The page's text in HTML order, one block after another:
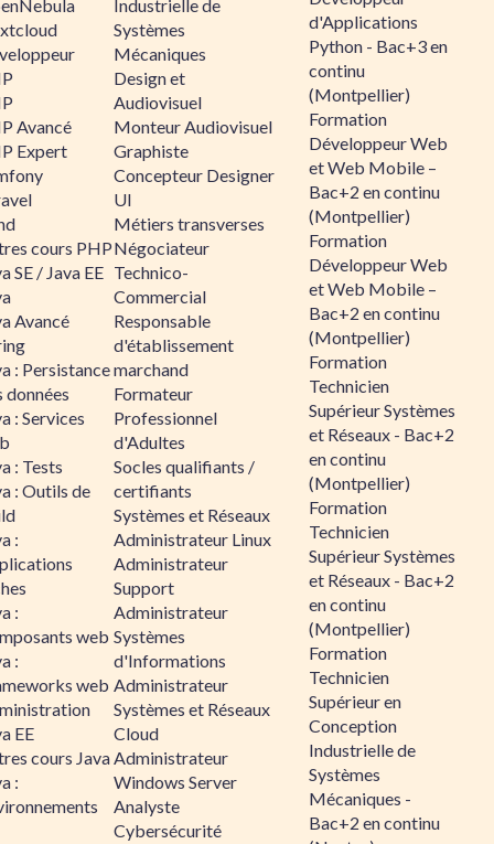
Avancé
Expert
cours PHP
SE / Java EE
Avancé
: Persistance
données
: Services
: Tests
: Outils de
:
:
web
:
web
EE
cours Java
:
Industrielle de
Systèmes
Mécaniques
Design et
Audiovisuel
Monteur Audiovisuel
Graphiste
Concepteur Designer
UI
Métiers transverses
Négociateur
Technico-
Commercial
Responsable
d'établissement
marchand
Formateur
Professionnel
d'Adultes
Socles qualifiants /
certifiants
Systèmes et Réseaux
Administrateur Linux
Administrateur
Support
Administrateur
Systèmes
d'Informations
Administrateur
Systèmes et Réseaux
Cloud
Administrateur
Windows Server
Analyste
Cybersécurité
d'Applications
Python - Bac+3 en
continu
(Montpellier)
Formation
Développeur Web
et Web Mobile –
Bac+2 en continu
(Montpellier)
Formation
Développeur Web
et Web Mobile –
Bac+2 en continu
(Montpellier)
Formation
Technicien
Supérieur Systèmes
et Réseaux - Bac+2
en continu
(Montpellier)
Formation
Technicien
Supérieur Systèmes
et Réseaux - Bac+2
en continu
(Montpellier)
Formation
Technicien
Supérieur en
Conception
Industrielle de
Systèmes
Mécaniques -
Bac+2 en continu